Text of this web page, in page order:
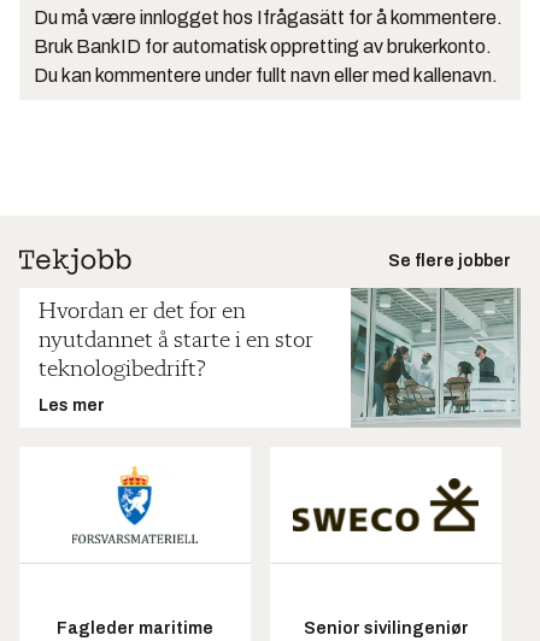
Du må være innlogget hos Ifrågasätt for å kommentere.
Bruk BankID for automatisk oppretting av brukerkonto.
Du kan kommentere under fullt navn eller med kallenavn.
Se flere jobber
Hvordan er det for en
nyutdannet å starte i en stor
teknologibedrift?
Les mer
Fagleder maritime
Senior sivilingeniør